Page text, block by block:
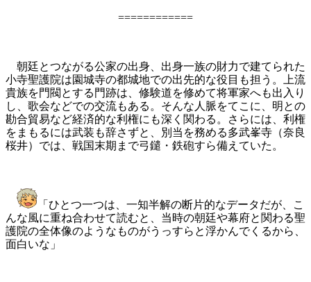
============
朝廷とつながる公家の出身、出身一族の財力で建てられた
小寺聖護院は園城寺の都城地での出先的な役目も担う。上流
貴族を門閥とする門跡は、修験道を修めて将軍家へも出入り
し、歌会などでの交流もある。そんな人脈をてこに、明との
勘合貿易など経済的な利権にも深く関わる。さらには、利権
をまもるには武装も辞さずと、別当を務める多武峯寺（奈良
桜井）では、戦国末期まで弓鑓・鉄砲すら備えていた。
「ひとつ一つは、一知半解の断片的なデータだが、こ
んな風に重ね合わせて読むと、当時の朝廷や幕府と関わる聖
護院の全体像のようなものがうっすらと浮かんでくるから、
面白いな」